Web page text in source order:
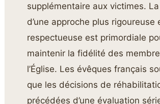
supplémentaire aux victimes.
d’une approche plus rigoureuse
respectueuse est primordiale
maintenir la fidélité des
l’Église. Les évêques français
que les décisions de
précédées d’une évaluation